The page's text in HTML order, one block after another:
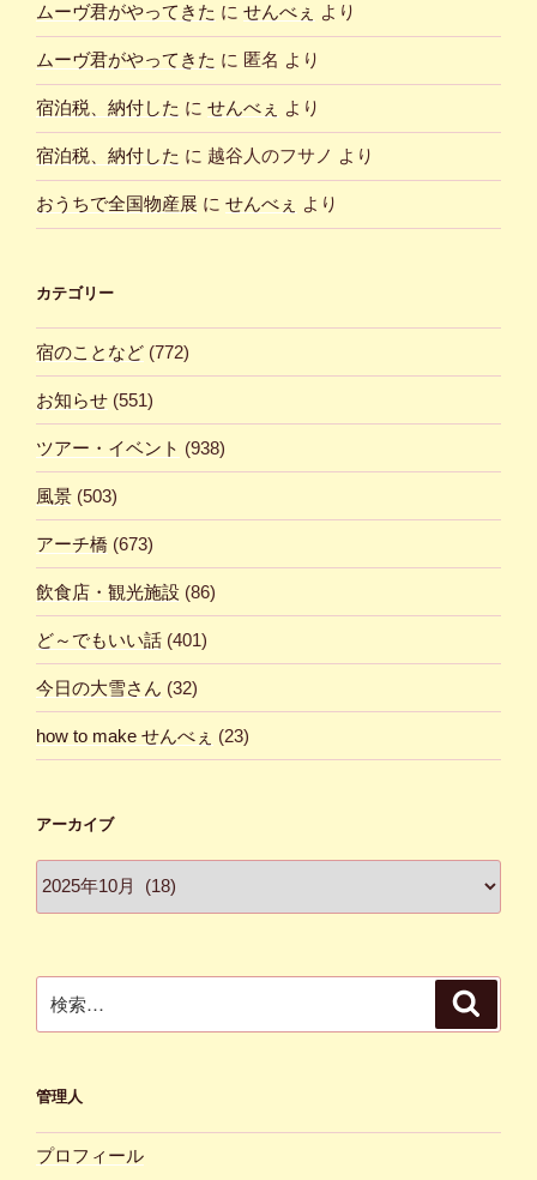
ムーヴ君がやってきた に せんべぇ より
ムーヴ君がやってきた に 匿名 より
宿泊税、納付した に せんべぇ より
宿泊税、納付した に 越谷人のフサノ より
おうちで全国物産展 に せんべぇ より
カテゴリー
宿のことなど (772)
お知らせ (551)
ツアー・イベント (938)
風景 (503)
アーチ橋 (673)
飲食店・観光施設 (86)
ど～でもいい話 (401)
今日の大雪さん (32)
how to make せんべぇ (23)
アーカイブ
索:
管理人
プロフィール